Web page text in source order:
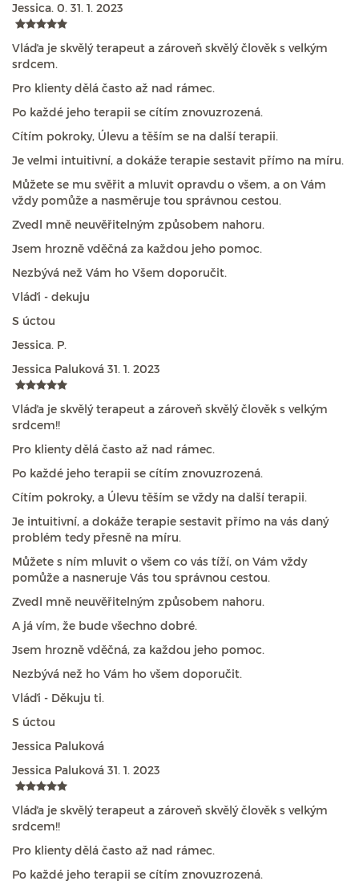
Jessica. 0. 31. 1. 2023
Vláďa je skvělý terapeut a zároveň skvělý člověk s velkým
srdcem.
Pro klienty dělá často až nad rámec.
Po každé jeho terapii se cítím znovuzrozená.
Cítím pokroky, Úlevu a těším se na další terapii.
Je velmi intuitivní, a dokáže terapie sestavit přímo na míru.
Můžete se mu svěřit a mluvit opravdu o všem, a on Vám
vždy pomůže a nasměruje tou správnou cestou.
Zvedl mně neuvěřitelným způsobem nahoru.
Jsem hrozně vděčná za každou jeho pomoc.
Nezbývá než Vám ho Všem doporučit.
Vláďi - dekuju
S úctou
Jessica. P.
Jessica Paluková 31. 1. 2023
Vláďa je skvělý terapeut a zároveň skvělý člověk s velkým
srdcem!!
Pro klienty dělá často až nad rámec.
Po každé jeho terapii se cítím znovuzrozená.
Cítím pokroky, a Úlevu těším se vždy na další terapii.
Je intuitivní, a dokáže terapie sestavit přímo na vás daný
problém tedy přesně na míru.
Můžete s ním mluvit o všem co vás tíží, on Vám vždy
pomůže a nasneruje Vás tou správnou cestou.
Zvedl mně neuvěřitelným způsobem nahoru.
A já vím, že bude všechno dobré.
Jsem hrozně vděčná, za každou jeho pomoc.
Nezbývá než ho Vám ho všem doporučit.
Vláďi - Děkuju ti.
S úctou
Jessica Paluková
Jessica Paluková 31. 1. 2023
Vláďa je skvělý terapeut a zároveň skvělý člověk s velkým
srdcem!!
Pro klienty dělá často až nad rámec.
Po každé jeho terapii se cítím znovuzrozená.